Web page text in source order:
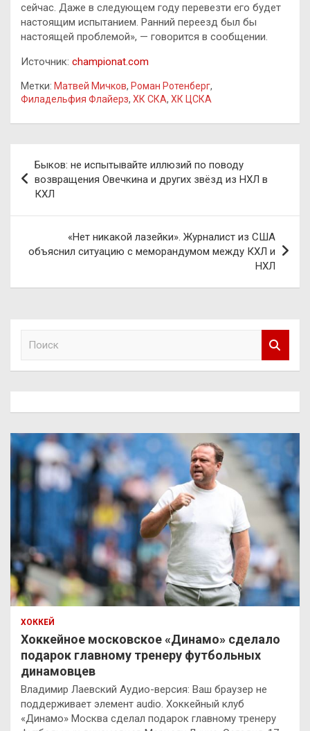
сейчас. Даже в следующем году перевезти его будет
настоящим испытанием. Ранний переезд был бы
настоящей проблемой», — говорится в сообщении.
Источник: championat.com
Метки: Матвей Мичков, Роман Ротенберг,
Филадельфия Флайерз, ХК СКА, ХК ЦСКА
по
записям
Быков: не испытывайте иллюзий по поводу
возвращения Овечкина и других звёзд из НХЛ в
КХЛ
«Нет никакой лазейки». Журналист из США
объяснил ситуацию с меморандумом между КХЛ и
НХЛ
ХОККЕЙ
Хоккейное московское «Динамо» сделало
подарок главному тренеру футбольных
динамовцев
Владимир Лаевский Аудио-версия: Ваш браузер не
поддерживает элемент audio. Хоккейный клуб
«Динамо» Москва сделал подарок главному тренеру